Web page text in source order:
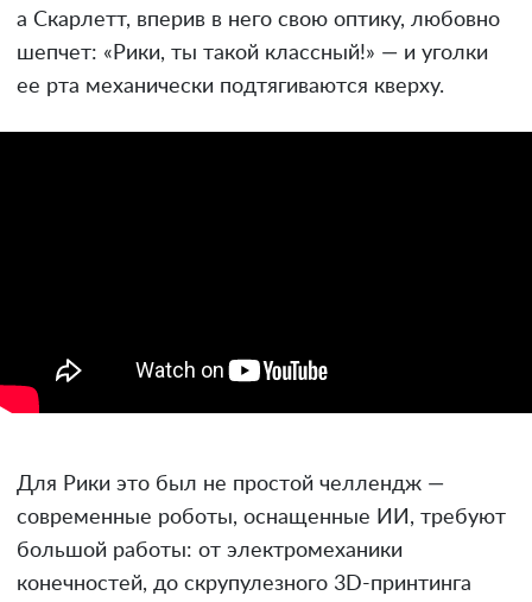
а Скарлетт, вперив в него свою оптику, любовно
шепчет: «Рики, ты такой классный!» — и уголки
ее рта механически подтягиваются кверху.
Для Рики это был не простой челлендж —
современные роботы, оснащенные ИИ, требуют
большой работы: от электромеханики
конечностей, до скрупулезного 3D-принтинга